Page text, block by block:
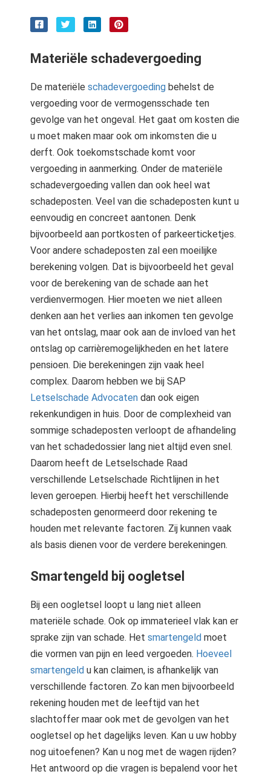
Materiële schadevergoeding
De materiële schadevergoeding behelst de
vergoeding voor de vermogensschade ten
gevolge van het ongeval. Het gaat om kosten die
u moet maken maar ook om inkomsten die u
derft. Ook toekomstschade komt voor
vergoeding in aanmerking. Onder de materiële
schadevergoeding vallen dan ook heel wat
schadeposten. Veel van die schadeposten kunt u
eenvoudig en concreet aantonen. Denk
bijvoorbeeld aan portkosten of parkeerticketjes.
Voor andere schadeposten zal een moeilijke
berekening volgen. Dat is bijvoorbeeld het geval
voor de berekening van de schade aan het
verdienvermogen. Hier moeten we niet alleen
denken aan het verlies aan inkomen ten gevolge
van het ontslag, maar ook aan de invloed van het
ontslag op carrièremogelijkheden en het latere
pensioen. Die berekeningen zijn vaak heel
complex. Daarom hebben we bij SAP
Letselschade Advocaten dan ook eigen
rekenkundigen in huis. Door de complexheid van
sommige schadeposten verloopt de afhandeling
van het schadedossier lang niet altijd even snel.
Daarom heeft de Letselschade Raad
verschillende Letselschade Richtlijnen in het
leven geroepen. Hierbij heeft het verschillende
schadeposten genormeerd door rekening te
houden met relevante factoren. Zij kunnen vaak
als basis dienen voor de verdere berekeningen.
Smartengeld bij oogletsel
Bij een oogletsel loopt u lang niet alleen
materiële schade. Ook op immaterieel vlak kan er
sprake zijn van schade. Het smartengeld moet
die vormen van pijn en leed vergoeden. Hoeveel
smartengeld u kan claimen, is afhankelijk van
verschillende factoren. Zo kan men bijvoorbeeld
rekening houden met de leeftijd van het
slachtoffer maar ook met de gevolgen van het
oogletsel op het dagelijks leven. Kan u uw hobby
nog uitoefenen? Kan u nog met de wagen rijden?
Het antwoord op die vragen is bepalend voor het